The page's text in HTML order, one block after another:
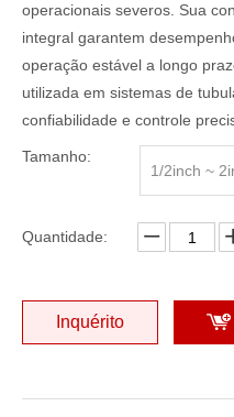
operacionais severos. Sua
integral garantem
operação estável a longo
utilizada em sistemas de
confiabilidade e controle
Tamanho:
1/2inch ~
Quantidade:
Inquérito